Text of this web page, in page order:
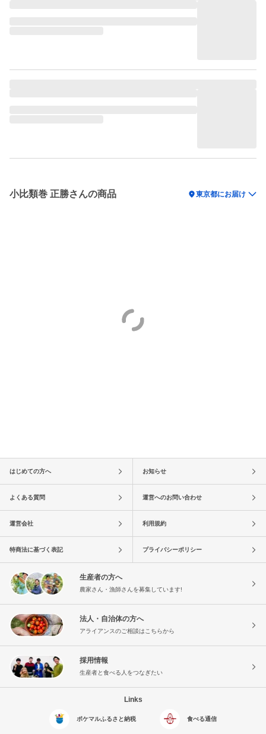
小比類巻 正勝さんの商品 location_on東京都にお届け
はじめての方へ お知らせ
よくある質問 運営へのお問い合わせ
運営会社 利用規約
特商法に基づく表記 プライバシーポリシー
生産者の方へ
農家さん・漁師さんを募集しています!
法人・自治体の方へ
アライアンスのご相談はこちらから
採用情報
生産者と食べる人をつなぎたい
Links
ポケマルふるさと納税 食べる通信